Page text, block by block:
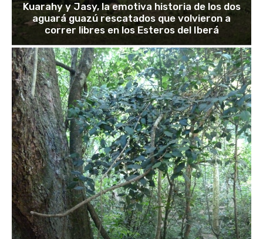
Kuarahy y Jasy, la emotiva historia de los dos
aguará guazú rescatados que volvieron a
correr libres en los Esteros del Iberá